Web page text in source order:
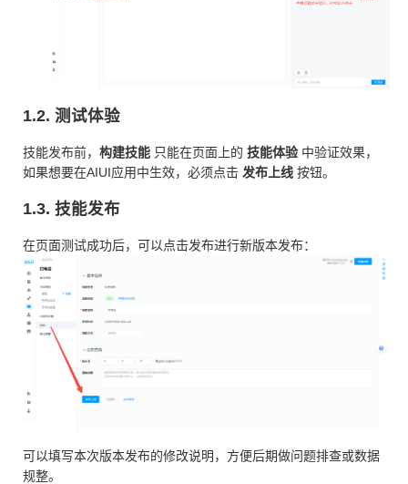
1.2. 测试体验
技能发布前， 构建技能 只能在页面上的 技能体验中验证效果，
如果想要在AIUI应用中生效，必须点击 发布上线 按钮。
1.3. 技能发布
在页面测试成功后，可以点击发布进行新版本发布：
可以填写本次版本发布的修改说明，方便后期做问题排查或数据
规整。